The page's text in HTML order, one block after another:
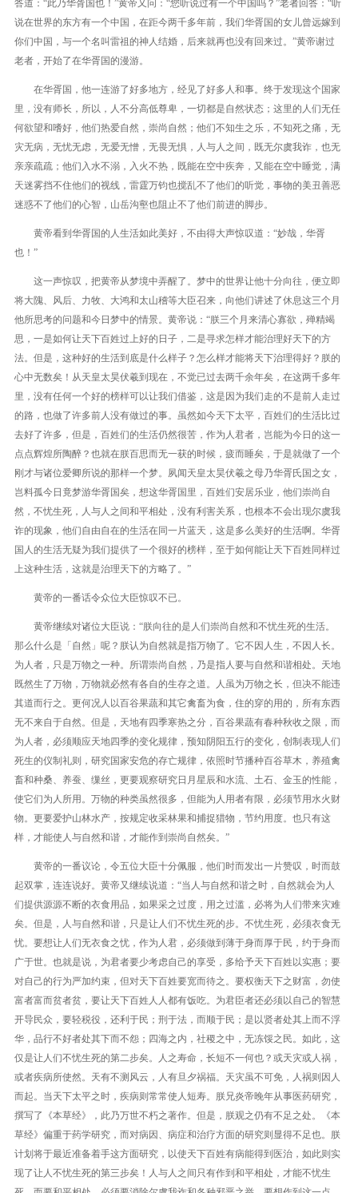
答道：“此乃华胥国也！”黄帝又问：“您听说过有一个中国吗？”老者回答：“听
说在世界的东方有一个中国，在距今两千多年前，我们华胥国的女儿曾远嫁到
你们中国，与一个名叫雷祖的神人结婚，后来就再也没有回来过。”黄帝谢过
老者，开始了在华胥国的漫游。
在华胥国，他一连游了好多地方，经见了好多人和事。终于发现这个国家
里，没有师长，所以，人不分高低尊卑，一切都是自然状态；这里的人们无任
何欲望和嗜好，他们热爱自然，崇尚自然；他们不知生之乐，不知死之痛，无
灾无病，无忧无虑，无爱无憎，无畏无惧，人与人之间，既无尔虞我诈，也无
亲亲疏疏；他们入水不溺，入火不热，既能在空中疾奔，又能在空中睡觉，满
天迷雾挡不住他们的视线，雷霆万钧也搅乱不了他们的听觉，事物的美丑善恶
迷惑不了他们的心智，山岳沟壑也阻止不了他们前进的脚步。
黄帝看到华胥国的人生活如此美好，不由得大声惊叹道：“妙哉，华胥
也！”
这一声惊叹，把黄帝从梦境中弄醒了。梦中的世界让他十分向往，便立即
将大隗、风后、力牧、大鸿和太山稽等大臣召来，向他们讲述了休息这三个月
他所思考的问题和今日梦中的情景。黄帝说：“朕三个月来清心寡欲，殚精竭
思，一是如何让天下百姓过上好的日子，二是寻求怎样才能治理好天下的方
法。但是，这种好的生活到底是什么样子？怎么样才能将天下治理得好？朕的
心中无数矣！从天皇太昊伏羲到现在，不觉已过去两千余年矣，在这两千多年
里，没有任何一个好的榜样可以让我们借鉴，这是因为我们走的不是前人走过
的路，也做了许多前人没有做过的事。虽然如今天下太平，百姓们的生活比过
去好了许多，但是，百姓们的生活仍然很苦，作为人君者，岂能为今日的这一
点点辉煌所陶醉？也就在朕百思而无一获的时候，疲而睡矣，于是就做了一个
刚才与诸位爱卿所说的那样一个梦。夙闻天皇太昊伏羲之母乃华胥氏国之女，
岂料孤今日竟梦游华胥国矣，想这华胥国里，百姓们安居乐业，他们崇尚自
然，不忧生死，人与人之间和平相处，没有利害关系，也根本不会出现尔虞我
诈的现象，他们自由自在的生活在同一片蓝天，这是多么美好的生活啊。华胥
国人的生活无疑为我们提供了一个很好的榜样，至于如何能让天下百姓同样过
上这种生活，这就是治理天下的方略了。”
黄帝的一番话令众位大臣惊叹不已。
黄帝继续对诸位大臣说：“朕向往的是人们崇尚自然和不忧生死的生活。
那么什么是「自然」呢？朕认为自然就是指万物了。它不因人生，不因人长。
为人者，只是万物之一种。所谓崇尚自然，乃是指人要与自然和谐相处。天地
既然生了万物，万物就必然有各自的生存之道。人虽为万物之长，但决不能违
其道而行之。更何况人以百谷果蔬和其它禽畜为食，住的穿的用的，所有东西
无不来自于自然。但是，天地有四季寒热之分，百谷果蔬有春种秋收之限，而
为人者，必须顺应天地四季的变化规律，预知阴阳五行的变化，创制表现人们
死生的仪制礼则，研究国家安危的存亡规律，依照时节播种百谷草木，养殖禽
畜和种桑、养蚕、缫丝，更要观察研究日月星辰和水流、土石、金玉的性能，
使它们为人所用。万物的种类虽然很多，但能为人用者有限，必须节用水火财
物。更要爱护山林水产，按规定收采林果和捕捉猎物，节约用度。也只有这
样，才能使人与自然和谐，才能作到崇尚自然矣。”
黄帝的一番议论，令五位大臣十分佩服，他们时而发出一片赞叹，时而鼓
起双掌，连连说好。黄帝又继续说道：“当人与自然和谐之时，自然就会为人
们提供源源不断的衣食用品，如果采之过度，用之过滥，必将为人们带来灾难
矣。但是，人与自然和谐，只是让人们不忧生死的步。不忧生死，必须衣食无
忧。要想让人们无衣食之忧，作为人君，必须做到薄于身而厚于民，约于身而
广于世。也就是说，为君者要少考虑自己的享受，多给予天下百姓以实惠；要
对自己的行为严加约束，但对天下百姓要宽而待之。要权衡天下之财富，勿使
富者富而贫者贫，要让天下百姓人人都有饭吃。为君臣者还必须以自己的智慧
开导民众，要轻税役，还利于民；刑于法，而顺于民；是以贤者处其上而不浮
华，品行不好者处其下而不怨；四海之内，社稷之中，无冻馁之民。如此，这
仅是让人们不忧生死的第二步矣。人之寿命，长短不一何也？或天灾或人祸，
或者疾病所使然。天有不测风云，人有旦夕祸福。天灾虽不可免，人祸则因人
而起。当天下太平之时，疾病则常常使人短寿。朕兄炎帝晚年从事医药研究，
撰写了《本草经》，此乃万世不朽之著作。但是，朕观之仍有不足之处。《本
草经》偏重于药学研究，而对病因、病症和治疗方面的研究则显得不足也。朕
计划将于最近准备着手这方面研究，以使天下百姓有病能得到医治，如此则实
现了让人不忧生死的第三步矣！人与人之间只有作到和平相处，才能不忧生